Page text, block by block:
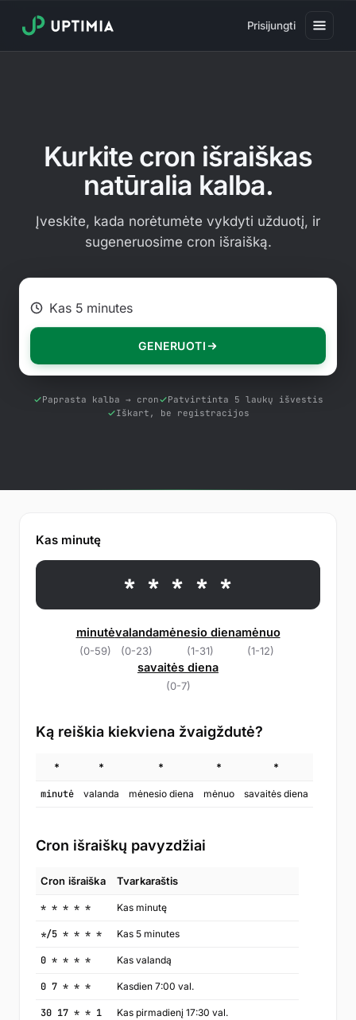
Prisijungti
Real User Monitoring
SSL sertifikato stebėjimas
Viešas būsenos puslapis
Nemokami įrankiai
Kurkite cron išraiškas
natūralia kalba.
Įveskite, kada norėtumėte vykdyti užduotį, ir
sugeneruosime cron išraišką.
Pvz., kas 2 valandas
GENERUOTI
Paprasta kalba → cron
Patvirtinta 5 laukų išvestis
Iškart, be registracijos
Kas minutę
* * * * *
minutė
(0-59)
valanda
(0-23)
mėnesio diena
(1-31)
mėnuo
(1-12)
savaitės diena
(0-7)
Ką reiškia kiekviena žvaigždutė?
* * * * *
minutė valanda mėnesio diena mėnuo savaitės diena
Cron išraiškų pavyzdžiai
Cron išraiška Tvarkaraštis
* * * * * Kas minutę
*/5 * * * * Kas 5 minutes
0 * * * * Kas valandą
0 7 * * * Kasdien 7:00 val.
30 17 * * 1 Kas pirmadienį 17:30 val.